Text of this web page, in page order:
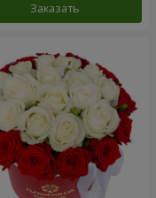
Заказать